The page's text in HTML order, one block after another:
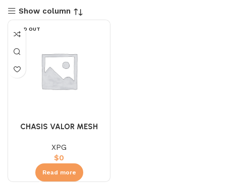
Show column
SOLD OUT
CHASIS VALOR MESH
XPG
$0
Read more